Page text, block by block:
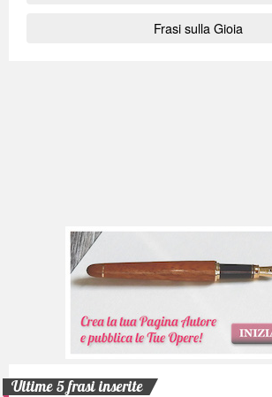
Frasi sulla Gioia
Ultime 5 frasi inserite